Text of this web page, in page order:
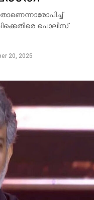
പൊലീസ്
20, 2025